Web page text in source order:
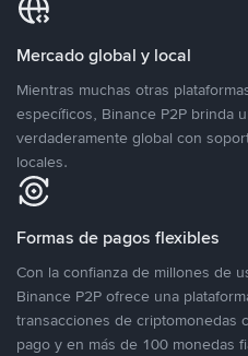
Mercado global y local
Mientras muchas otras
específicos, Binance P2P brinda
verdaderamente global con
locales.
Formas de pagos flexibles
Con la confianza de millones de
Binance P2P ofrece una
transacciones de criptomonedas
pago y en más de 100 monedas